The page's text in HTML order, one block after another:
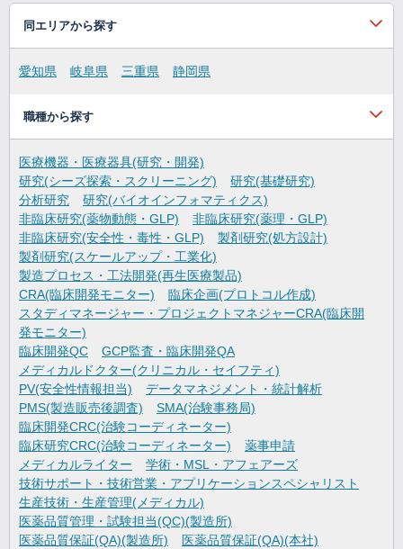
同エリアから探す
愛知県 岐阜県 三重県 静岡県
職種から探す
医療機器・医療器具(研究・開発)
研究(シーズ探索・スクリーニング)
研究(基礎研究)
分析研究
研究(バイオインフォマティクス)
非臨床研究(薬物動態・GLP)
非臨床研究(薬理・GLP)
非臨床研究(安全性・毒性・GLP)
製剤研究(処方設計)
製剤研究(スケールアップ・工業化)
製造プロセス・工法開発(再生医療製品)
CRA(臨床開発モニター)
臨床企画(プロトコル作成)
スタディマネージャー・プロジェクトマネジャーCRA(臨床開
発モニター)
臨床開発QC
GCP監査・臨床開発QA
メディカルドクター(クリニカル・セイフティ)
PV(安全性情報担当)
データマネジメント・統計解析
PMS(製造販売後調査)
SMA(治験事務局)
臨床開発CRC(治験コーディネーター)
臨床研究CRC(治験コーディネーター)
薬事申請
メディカルライター
学術・MSL・アフェアーズ
技術サポート・技術営業・アプリケーションスペシャリスト
生産技術・生産管理(メディカル)
医薬品質管理・試験担当(QC)(製造所)
医薬品質保証(QA)(製造所)
医薬品質保証(QA)(本社)